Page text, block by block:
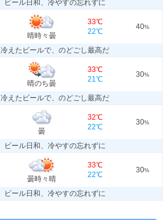
ビール日和、冷やすの忘れずに
晴時々曇
33℃
22℃
40%
冷えたビールで、のどごし最高だ
晴のち曇
33℃
21℃
30%
冷えたビールで、のどごし最高だ
曇
32℃
22℃
30%
ビール日和、冷やすの忘れずに
曇時々晴
33℃
22℃
30%
ビール日和、冷やすの忘れずに